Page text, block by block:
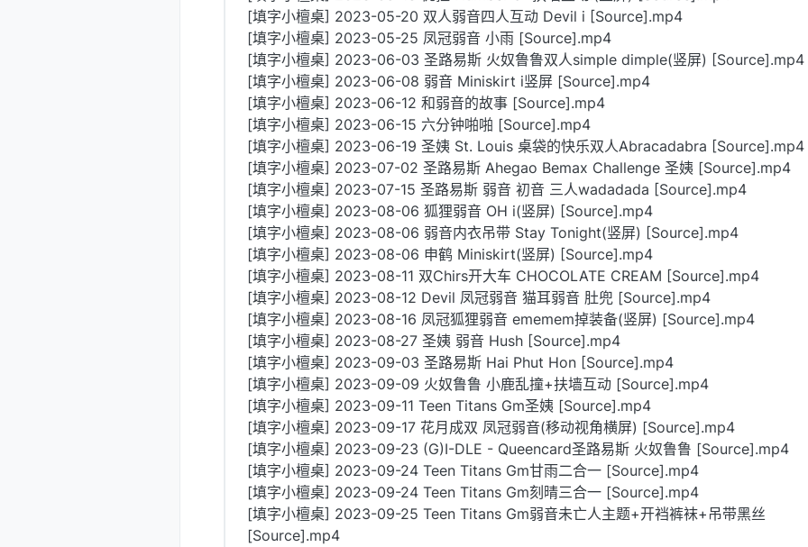
[填字小檀桌] 2023-05-20 双人弱音四人互动 Devil i [Source].mp4
[填字小檀桌] 2023-05-25 凤冠弱音 小雨 [Source].mp4
[填字小檀桌] 2023-06-03 圣路易斯 火奴鲁鲁双人simple dimple(竖屏) [Source].mp4
[填字小檀桌] 2023-06-08 弱音 Miniskirt i竖屏 [Source].mp4
[填字小檀桌] 2023-06-12 和弱音的故事 [Source].mp4
[填字小檀桌] 2023-06-15 六分钟啪啪 [Source].mp4
[填字小檀桌] 2023-06-19 圣姨 St. Louis 桌袋的快乐双人Abracadabra [Source].mp4
[填字小檀桌] 2023-07-02 圣路易斯 Ahegao Bemax Challenge 圣姨 [Source].mp4
[填字小檀桌] 2023-07-15 圣路易斯 弱音 初音 三人wadadada [Source].mp4
[填字小檀桌] 2023-08-06 狐狸弱音 OH i(竖屏) [Source].mp4
[填字小檀桌] 2023-08-06 弱音内衣吊带 Stay Tonight(竖屏) [Source].mp4
[填字小檀桌] 2023-08-06 申鹤 Miniskirt(竖屏) [Source].mp4
[填字小檀桌] 2023-08-11 双Chirs开大车 CHOCOLATE CREAM [Source].mp4
[填字小檀桌] 2023-08-12 Devil 凤冠弱音 猫耳弱音 肚兜 [Source].mp4
[填字小檀桌] 2023-08-16 凤冠狐狸弱音 ememem掉装备(竖屏) [Source].mp4
[填字小檀桌] 2023-08-27 圣姨 弱音 Hush [Source].mp4
[填字小檀桌] 2023-09-03 圣路易斯 Hai Phut Hon [Source].mp4
[填字小檀桌] 2023-09-09 火奴鲁鲁 小鹿乱撞+扶墙互动 [Source].mp4
[填字小檀桌] 2023-09-11 Teen Titans Gm圣姨 [Source].mp4
[填字小檀桌] 2023-09-17 花月成双 凤冠弱音(移动视角横屏) [Source].mp4
[填字小檀桌] 2023-09-23 (G)I-DLE - Queencard圣路易斯 火奴鲁鲁 [Source].mp4
[填字小檀桌] 2023-09-24 Teen Titans Gm甘雨二合一 [Source].mp4
[填字小檀桌] 2023-09-24 Teen Titans Gm刻晴三合一 [Source].mp4
[填字小檀桌] 2023-09-25 Teen Titans Gm弱音未亡人主题+开裆裤袜+吊带黑丝
[Source].mp4